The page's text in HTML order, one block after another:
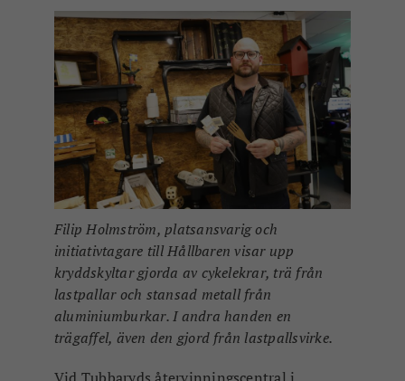
Filip Holmström, platsansvarig och
initiativtagare till Hållbaren visar upp
kryddskyltar gjorda av cykelekrar, trä från
lastpallar och stansad metall från
aluminiumburkar. I andra handen en
trägaffel, även den gjord från lastpallsvirke.